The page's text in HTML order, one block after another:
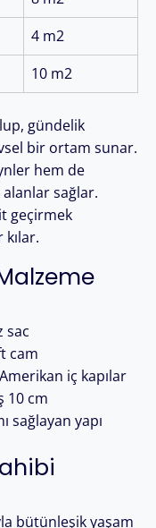
4 m2
10 m2
gündelik
bir ortam sunar.
hem de
sağlar.
geçirmek
sac
cam
iç kapılar
10 cm
sağlayan yapı
bütünleşik yaşam